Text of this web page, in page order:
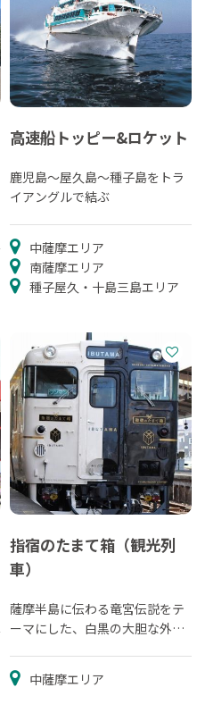
高速船トッピー&ロケット
鹿児島～屋久島～種子島をトラ
イアングルで結ぶ
中薩摩エリア
南薩摩エリア
種子屋久・十島三島エリア
指宿のたまて箱（観光列
車）
薩摩半島に伝わる竜宮伝説をテ
ーマにした、白黒の大胆な外観
中薩摩エリア